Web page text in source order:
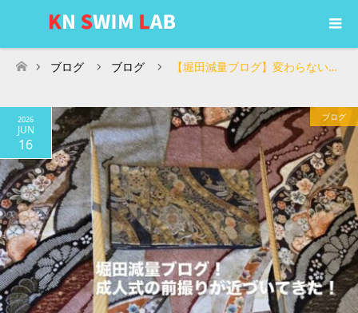
ホーム
ブログ ブログ 【堀田減量ブログ】変わらない…
2026
JUN
16
ブログ